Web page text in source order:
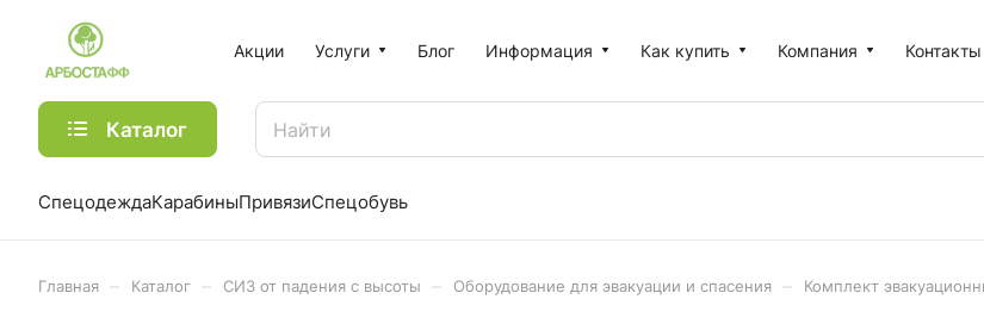
Акции Услуги Блог Информация Как купить Компания Контакты
Каталог
СпецодеждаКарабиныПривязиСпецобувь
Главная Каталог СИЗ от падения с высоты Оборудование для эвакуации и спасения Комплект